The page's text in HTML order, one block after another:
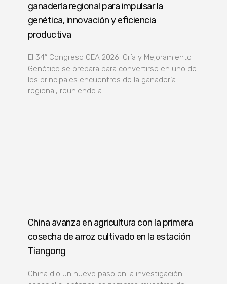
ganadería regional para impulsar la
genética, innovación y eficiencia
productiva
El 34º Congreso CEA 2026: Cría y Mejoramiento
Genético se prepara para convertirse en uno de
los principales encuentros de la ganadería
regional, reuniendo a
China avanza en agricultura con la primera
cosecha de arroz cultivado en la estación
Tiangong
China dio un nuevo paso en la investigación